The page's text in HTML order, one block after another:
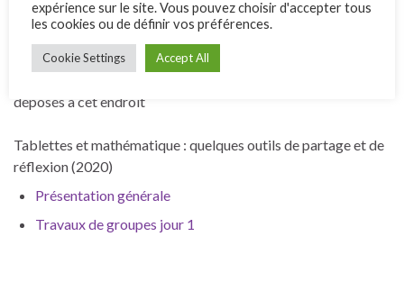
Applications iPad utilisées lors de la formation
Complément :projet « Miroirs et symétries »
déposés à cet endroit
Tablettes et mathématique : quelques outils de partage et de
réflexion (2020)
Présentation générale
Travaux de groupes jour 1
expérience sur le site. Vous pouvez choisir d'accepter tous
les cookies ou de définir vos préférences.
Cookie Settings Accept All